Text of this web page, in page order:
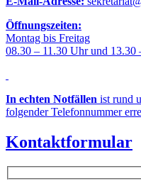
Öffnungszeiten:
Montag bis Freitag
08.30 – 11.30 Uhr und 13.30
In echten Notfällen ist rund
folgender Telefonnummer
Kontaktformular